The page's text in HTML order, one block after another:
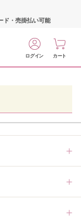
ド・売掛払い可能
ログイン カート